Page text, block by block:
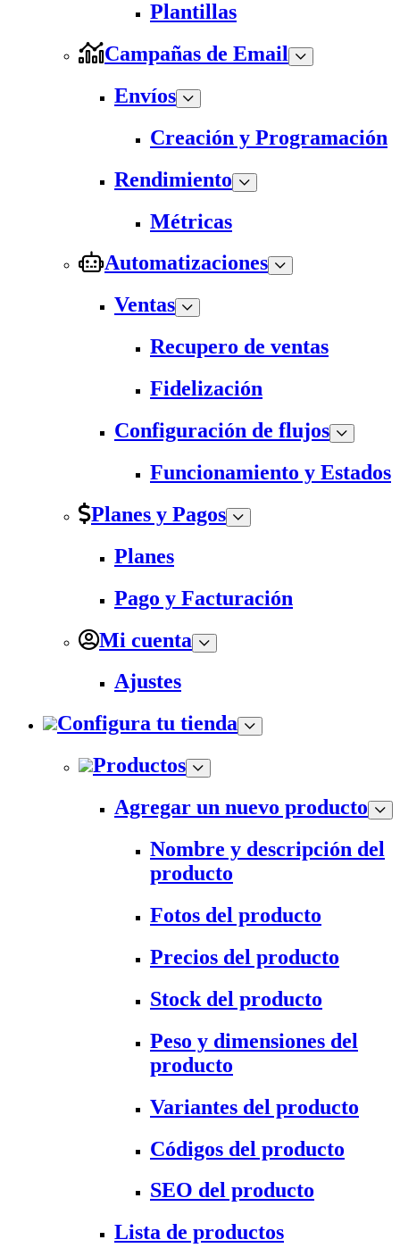
Plantillas
Campañas de Email
Envíos
Creación y Programación
Rendimiento
Métricas
Automatizaciones
Ventas
Recupero de ventas
Fidelización
Configuración de flujos
Funcionamiento y Estados
Planes y Pagos
Planes
Pago y Facturación
Mi cuenta
Ajustes
Configura tu tienda
Productos
Agregar un nuevo producto
Nombre y descripción del
producto
Fotos del producto
Precios del producto
Stock del producto
Peso y dimensiones del
producto
Variantes del producto
Códigos del producto
SEO del producto
Lista de productos